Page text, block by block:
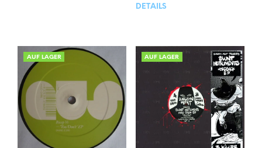
DETAILS
AUF LAGER AUF LAGER